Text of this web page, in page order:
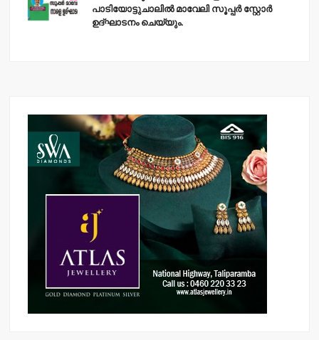
പാടിയോട്ടുചാലില്‍ മാവേലി സൂപ്പര്‍ സ്റ്റോര്‍
ഉദ്ഘാടനം ചെയ്യും.